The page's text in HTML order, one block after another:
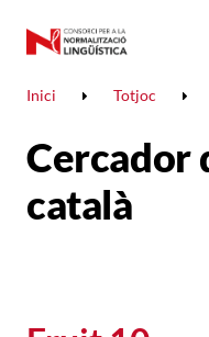
Inici Totjoc
Cercador
català